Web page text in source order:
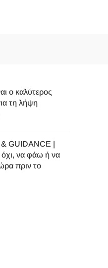
ο καλύτερος
τη λήψη
GUIDANCE |
όχι, να φάω ή να
πριν το